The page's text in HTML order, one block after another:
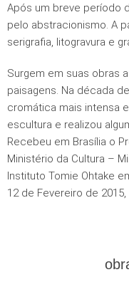
Após um breve período
pelo abstracionismo. A
serigrafia, litogravura e
Surgem em suas obras
paisagens. Na década
cromática mais intensa
escultura e realizou
Recebeu em Brasília o
Ministério da Cultura –
Instituto Tomie Ohtake
12 de Fevereiro de